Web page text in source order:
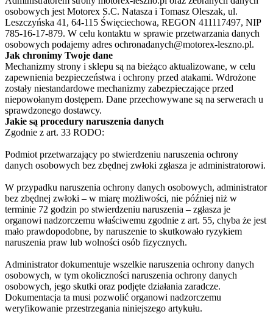
osobowych jest Motorex S.C. Natasza i Tomasz Oleszak, ul.
Leszczyńska 41, 64-115 Święciechowa, REGON 411117497, NIP
785-16-17-879. W celu kontaktu w sprawie przetwarzania danych
osobowych podajemy adres ochronadanych@motorex-leszno.pl.
Jak chronimy Twoje dane
Mechanizmy strony i sklepu są na bieżąco aktualizowane, w celu
zapewnienia bezpieczeństwa i ochrony przed atakami. Wdrożone
zostały niestandardowe mechanizmy zabezpieczające przed
niepowołanym dostępem. Dane przechowywane są na serwerach u
sprawdzonego dostawcy.
Jakie są procedury naruszenia danych
Zgodnie z art. 33 RODO:
Podmiot przetwarzający po stwierdzeniu naruszenia ochrony
danych osobowych bez zbędnej zwłoki zgłasza je administratorowi.
W przypadku naruszenia ochrony danych osobowych, administrator
bez zbędnej zwłoki – w miarę możliwości, nie później niż w
terminie 72 godzin po stwierdzeniu naruszenia – zgłasza je
organowi nadzorczemu właściwemu zgodnie z art. 55, chyba że jest
mało prawdopodobne, by naruszenie to skutkowało ryzykiem
naruszenia praw lub wolności osób fizycznych.
Administrator dokumentuje wszelkie naruszenia ochrony danych
osobowych, w tym okoliczności naruszenia ochrony danych
osobowych, jego skutki oraz podjęte działania zaradcze.
Dokumentacja ta musi pozwolić organowi nadzorczemu
weryfikowanie przestrzegania niniejszego artykułu.